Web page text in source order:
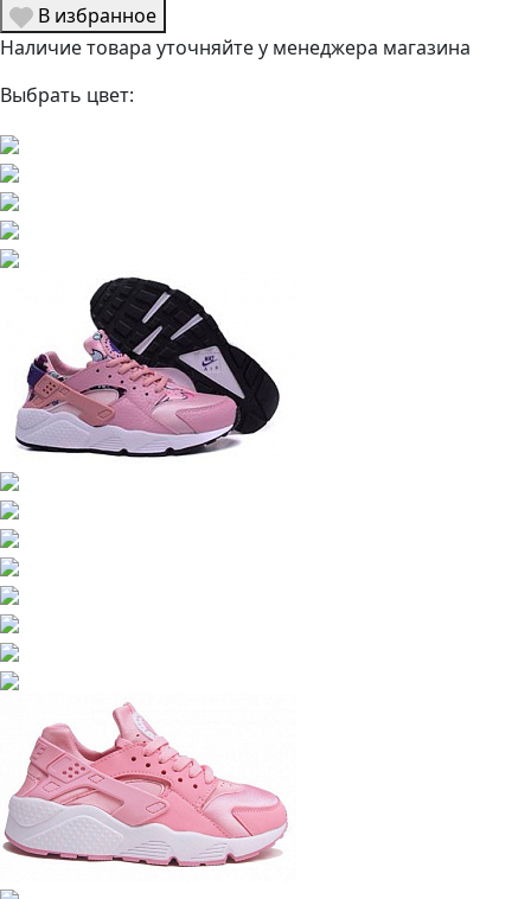
В избранное
Наличие товара уточняйте у менеджера магазина
Выбрать цвет: